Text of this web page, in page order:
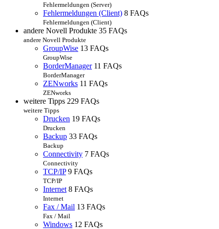
Fehlermeldungen (Server)
Fehlermeldungen (Client) 8 FAQs
Fehlermeldungen (Client)
andere Novell Produkte 35 FAQs
andere Novell Produkte
GroupWise 13 FAQs
GroupWise
BorderManager 11 FAQs
BorderManager
ZENworks 11 FAQs
ZENworks
weitere Tipps 229 FAQs
weitere Tipps
Drucken 19 FAQs
Drucken
Backup 33 FAQs
Backup
Connectivity 7 FAQs
Connectivity
TCP/IP 9 FAQs
TCP/IP
Internet 8 FAQs
Internet
Fax / Mail 13 FAQs
Fax / Mail
Windows 12 FAQs